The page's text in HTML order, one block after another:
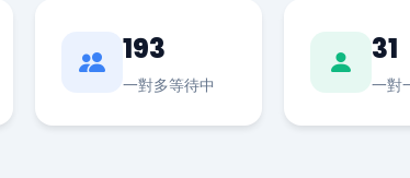
193
一對多等待中
31
一對